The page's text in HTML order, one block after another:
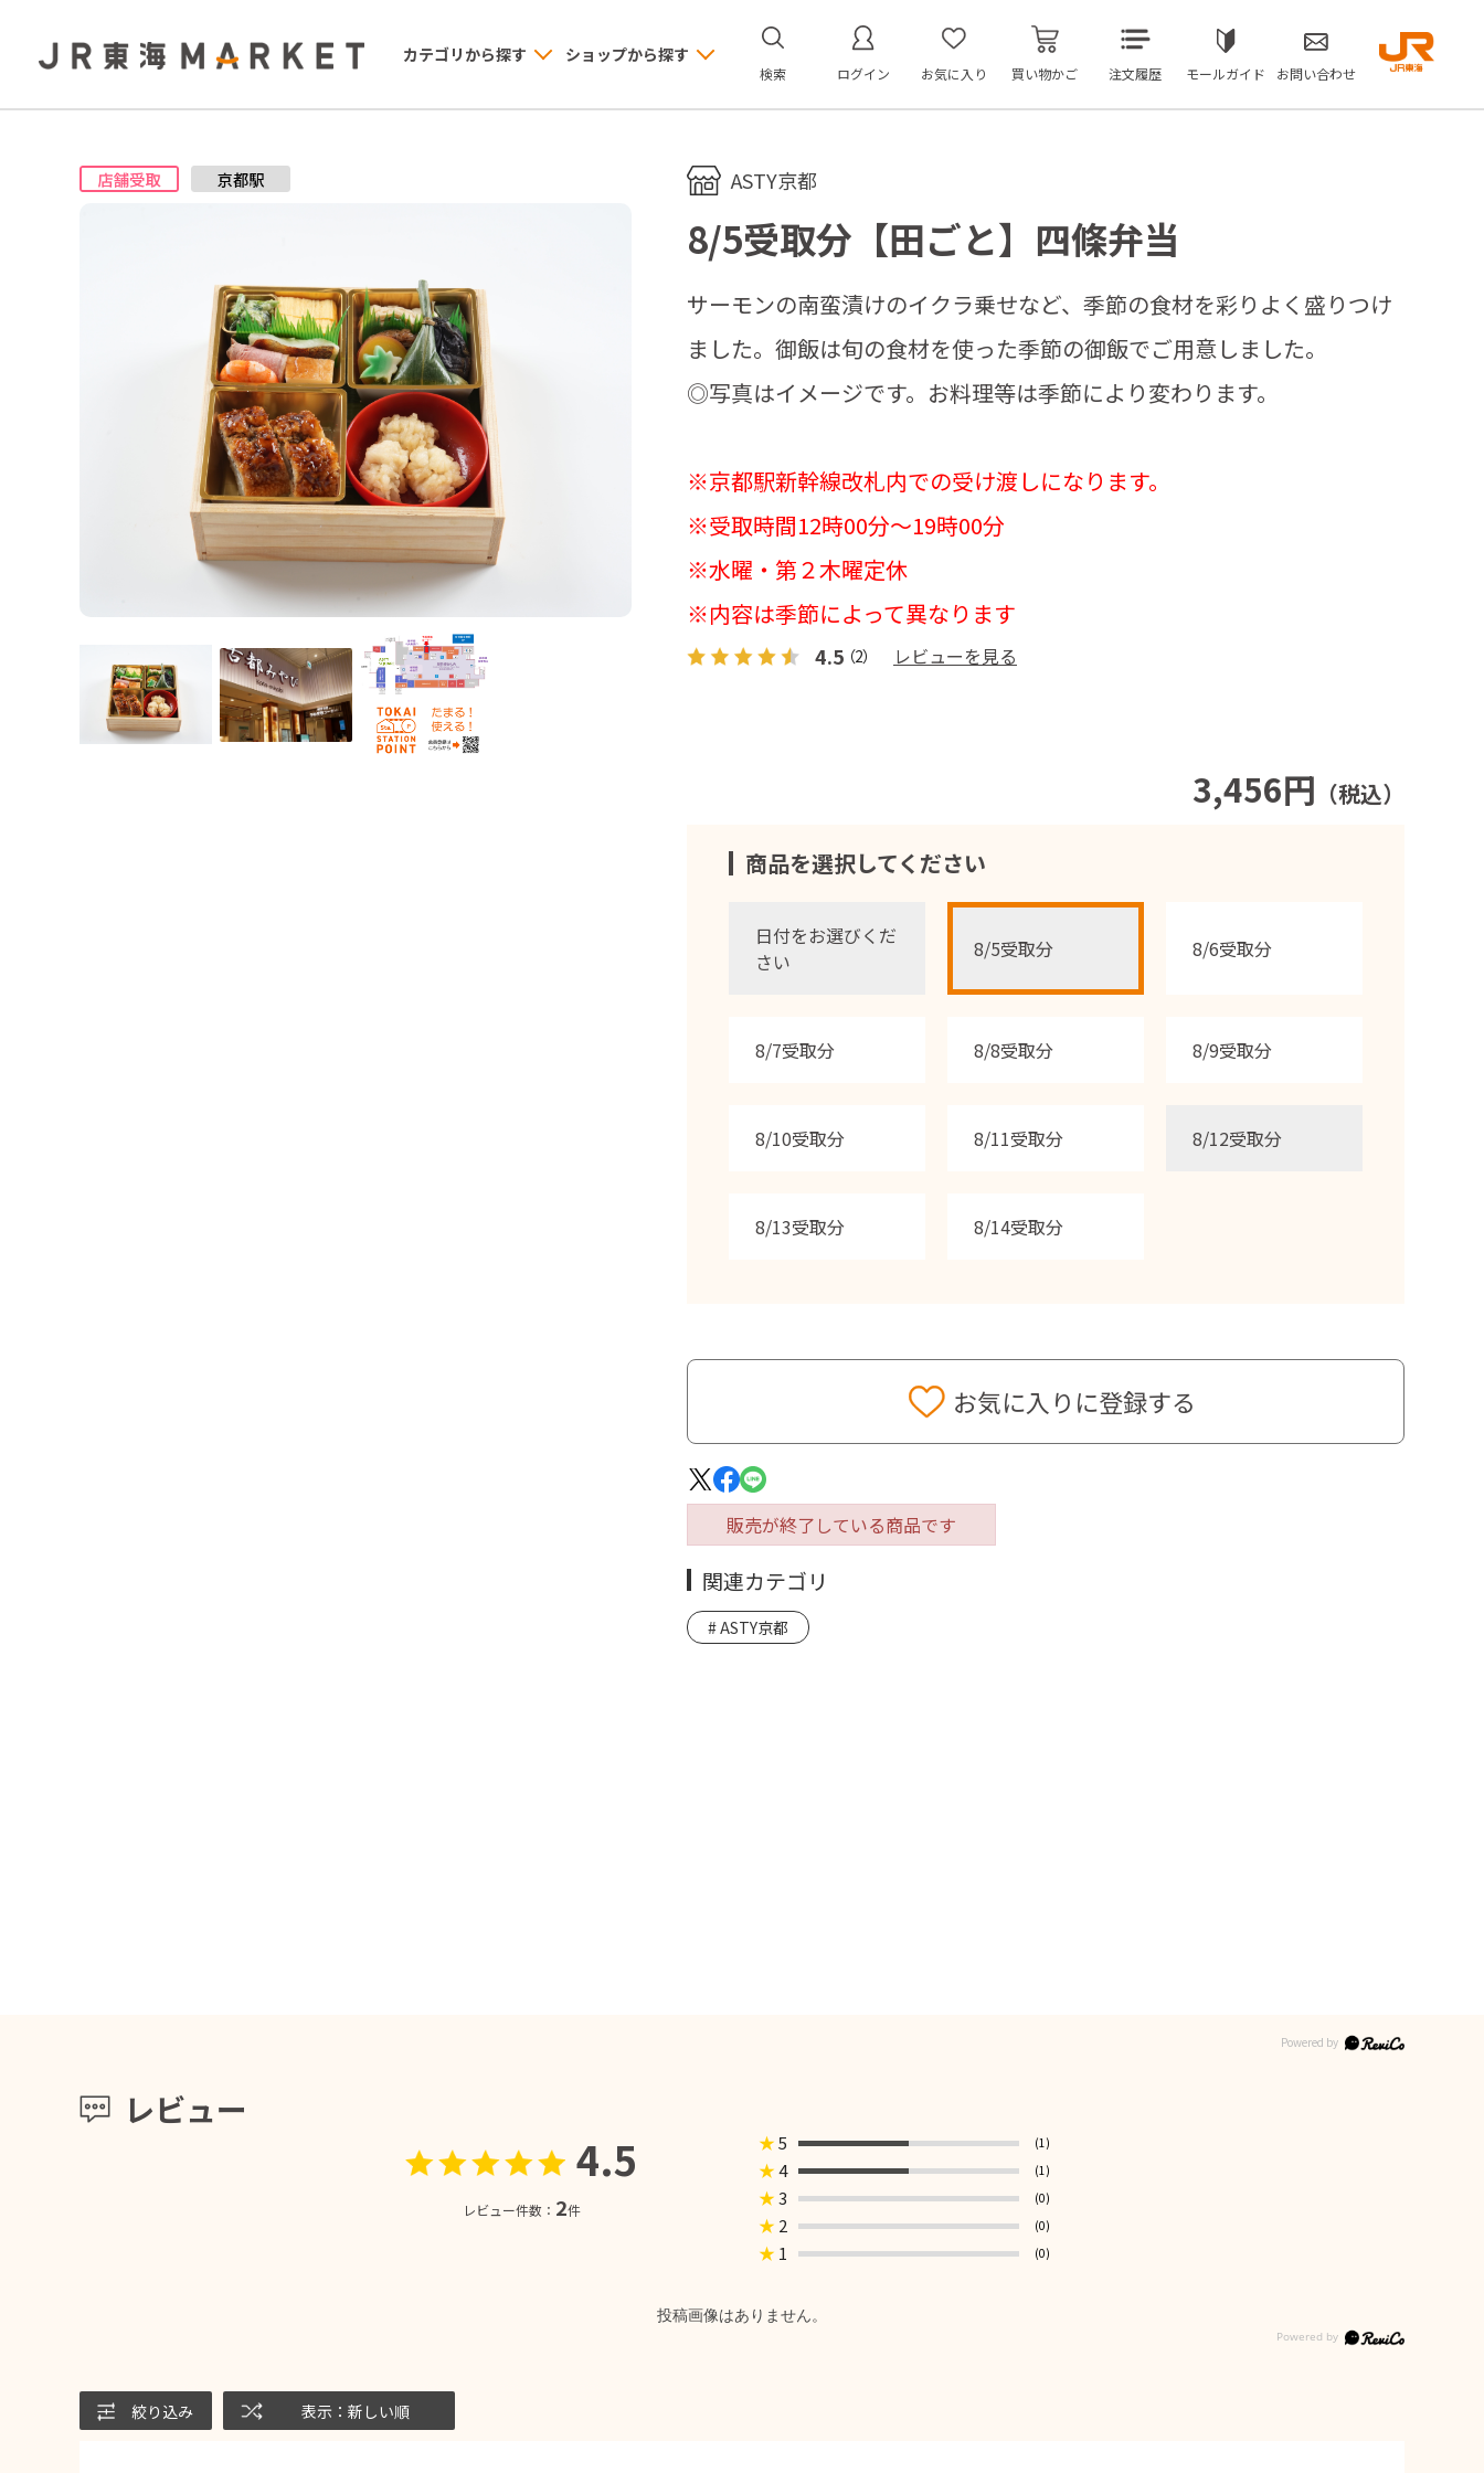
カテゴリから探す ショップから探す
検索 ログイン お気に入り 買い物かご 注文履歴 モールガイド お問い合わせ
ASTY京都
8/5受取分【田ごと】四條弁当
3,456円 （税込）
商品を選択してください
日付をお選びくだ
さい
8/5受取分 8/6受取分
8/7受取分 8/8受取分 8/9受取分
8/10受取分 8/11受取分 8/12受取分
8/13受取分 8/14受取分
販売が終了している商品です
お気に入りに登録する
サーモンの南蛮漬けのイクラ乗せなど、季節の食材を彩りよく盛りつけ
ました。御飯は旬の食材を使った季節の御飯でご用意しました。
◎写真はイメージです。お料理等は季節により変わります。
※京都駅新幹線改札内での受け渡しになります。
※受取時間12時00分～19時00分
※水曜・第２木曜定休
※内容は季節によって異なります
4.5 （2） レビューを見る
関連カテゴリ
ASTY京都
レビュー
4.5
レビュー件数： 2件
★5 (1)
★4 (1)
★3 (0)
★ 2 (0)
★ 1 (0)
投稿画像はありません。
絞り込み 表示：新しい順